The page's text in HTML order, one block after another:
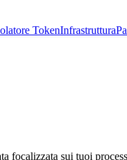
TokenInfrastruttura
focalizzata sui tuoi